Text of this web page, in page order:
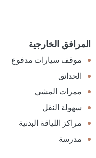
المرافق الخارجية
موقف سيارات مدفوع
الحدائق
ممرات المشي
سهولة النقل
مراكز اللياقة البدنية
مدرسة